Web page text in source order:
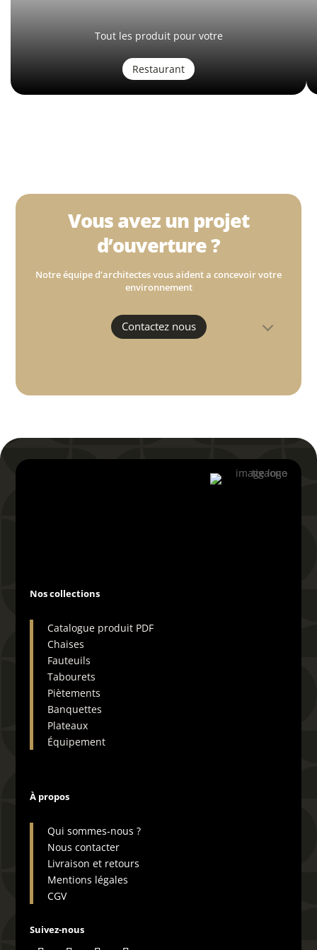
Tout les produit pour votre
Restaurant
Vous avez un projet
d’ouverture ?
Notre équipe d’architectes vous aident a concevoir votre
environnement
Contactez nous

Cela ne vous prendra que quelques
recevrons nous permettront de
personnaliser la démo selon vos
Nos collections
Catalogue produit PDF
Chaises
Fauteuils
Tabourets
Piètements
Banquettes
Plateaux
Équipement
À propos
Qui sommes-nous ?
Nous contacter
Livraison et retours
Mentions légales
CGV
Suivez-nous